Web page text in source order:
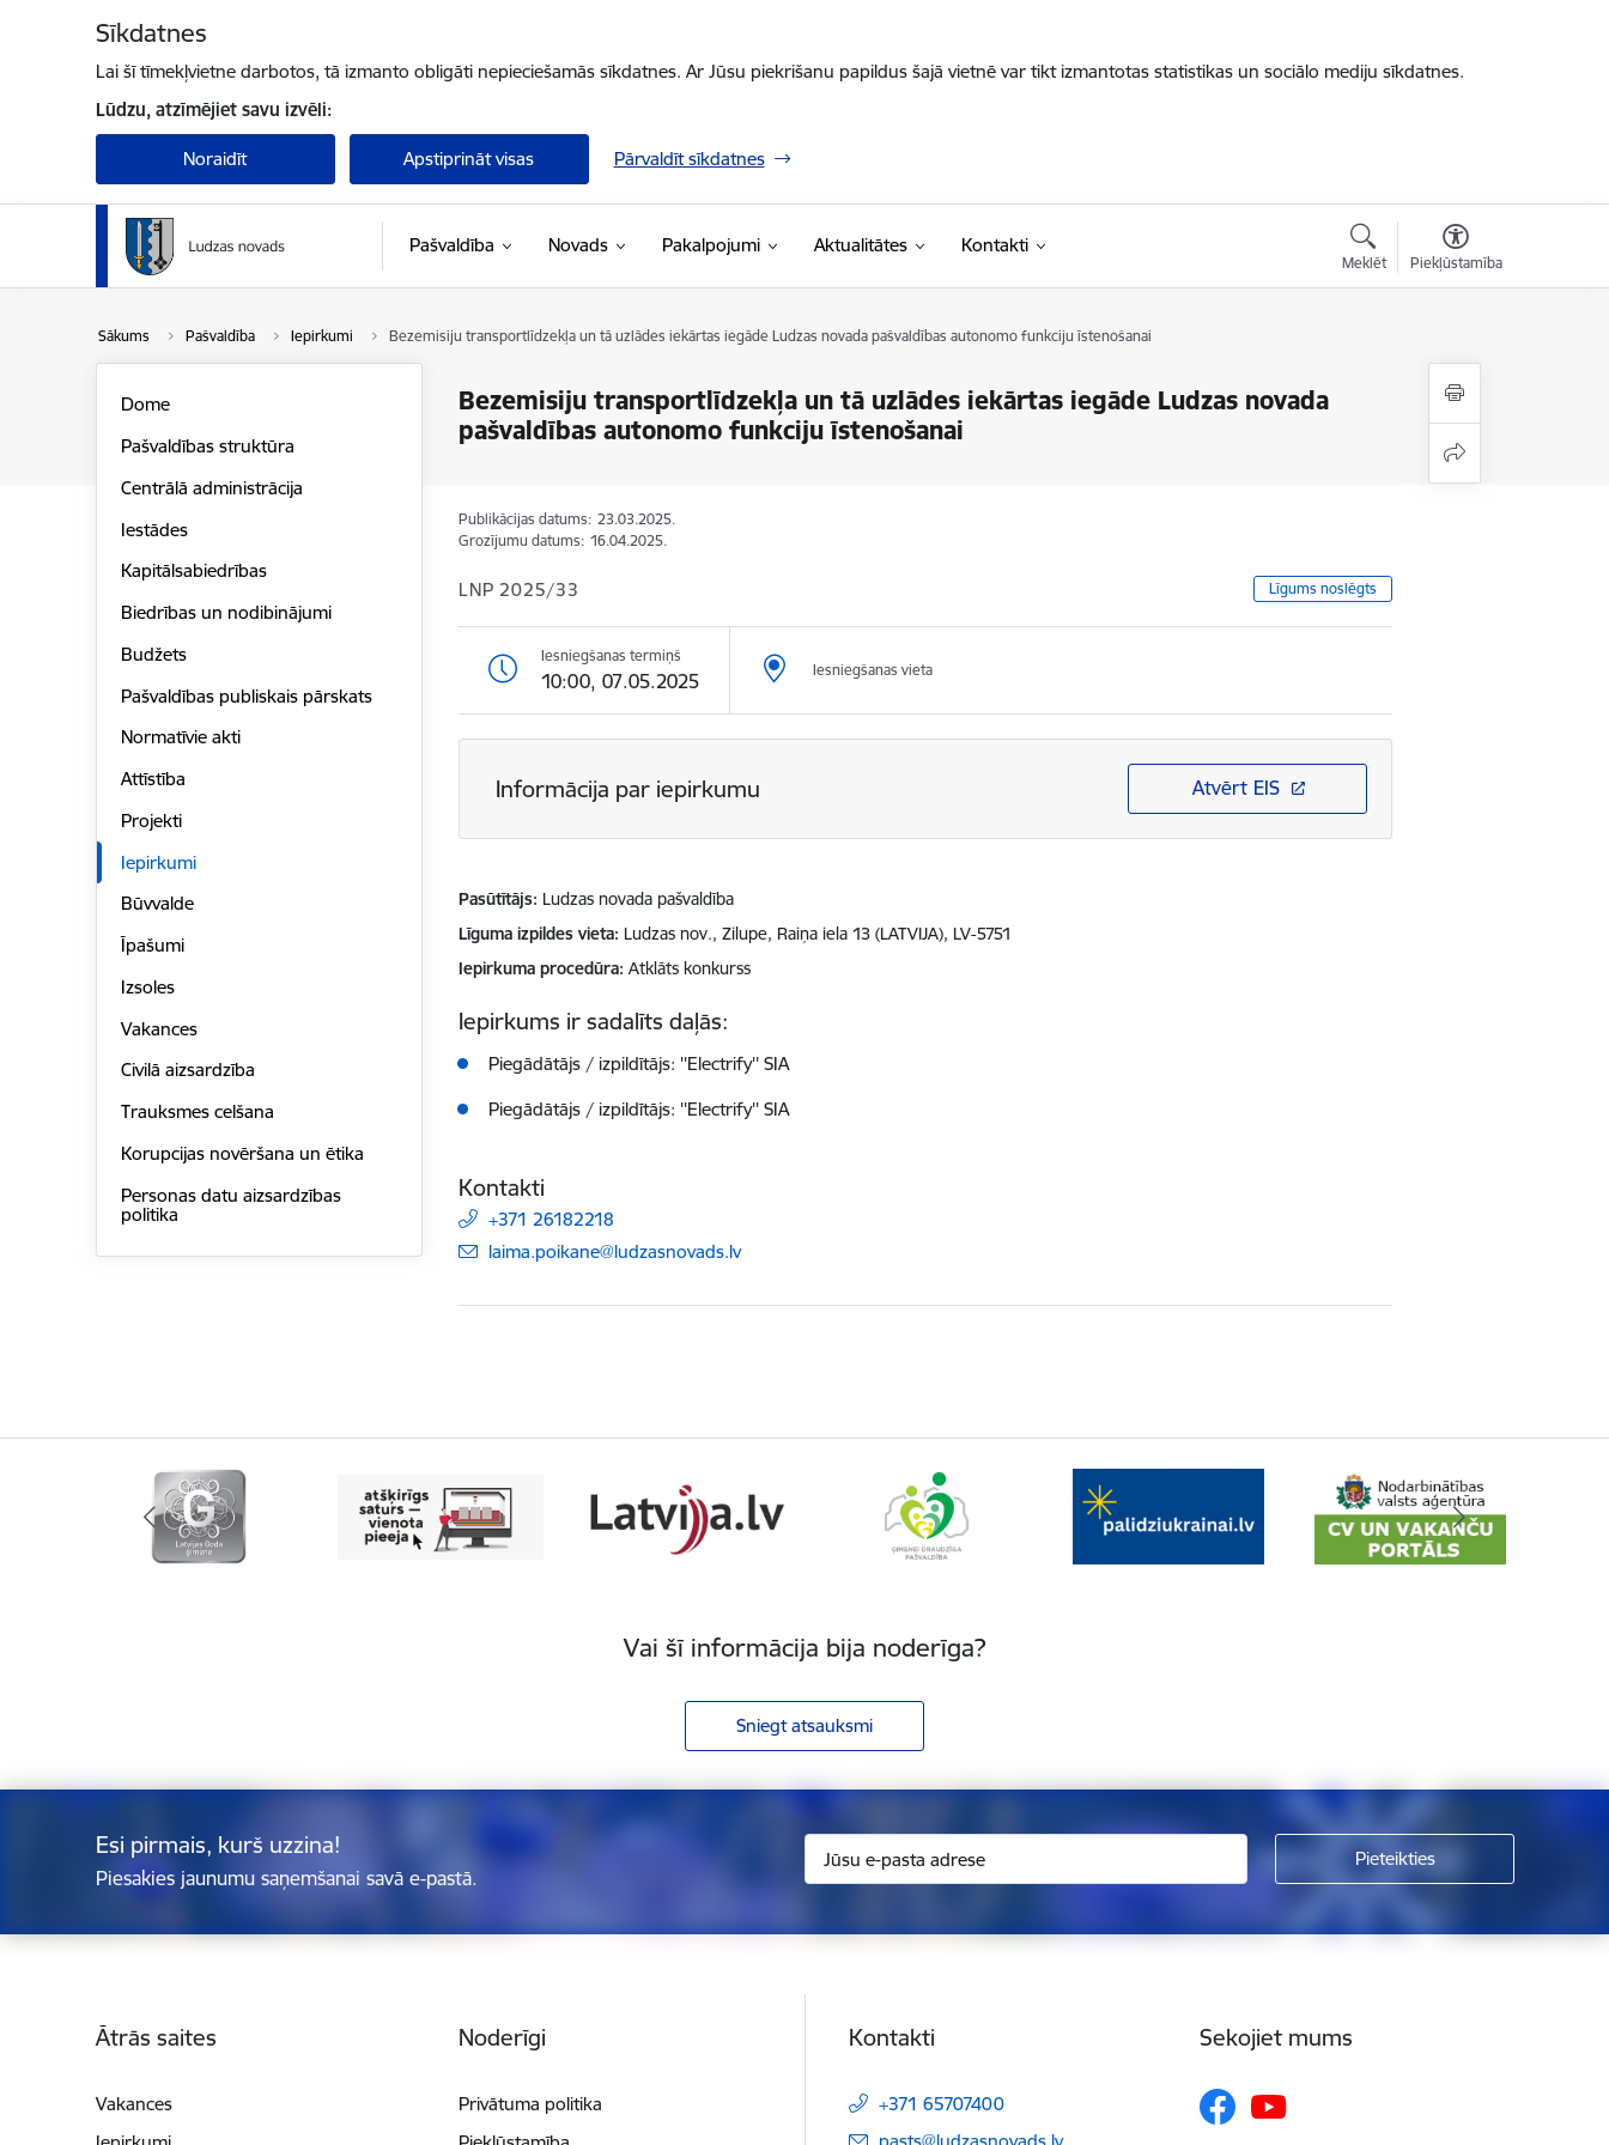
Sīkdatnes
Lai šī tīmekļvietne darbotos, tā izmanto obligāti nepieciešamās sīkdatnes. Ar Jūsu piekrišanu papildus šajā vietnē var tikt izmantotas statistikas un sociālo mediju sīkdatnes.
Lūdzu, atzīmējiet savu izvēli:
Noraidīt Apstiprināt visas Pārvaldīt sīkdatnes
Pašvaldība Novads Pakalpojumi Aktualitātes Kontakti
Meklēt Piekļūstamība
Sākums Pašvaldība Iepirkumi Bezemisiju transportlīdzekļa un tā uzlādes iekārtas iegāde Ludzas novada pašvaldības autonomo funkciju īstenošanai
Bezemisiju transportlīdzekļa un tā uzlādes iekārtas iegāde Ludzas novada
pašvaldības autonomo funkciju īstenošanai
Dome
Pašvaldības struktūra
Centrālā administrācija
Iestādes
Kapitālsabiedrības
Biedrības un nodibinājumi
Budžets
Pašvaldības publiskais pārskats
Normatīvie akti
Attīstība
Projekti
Iepirkumi
Būvvalde
Īpašumi
Izsoles
Vakances
Civilā aizsardzība
Trauksmes celšana
Korupcijas novēršana un ētika
Personas datu aizsardzības
politika
Publikācijas datums: 23.03.2025.
Grozījumu datums: 16.04.2025.
LNP 2025/33 Līgums noslēgts
Iesniegšanas termiņš
10:00, 07.05.2025 Iesniegšanas vieta
Informācija par iepirkumu Atvērt EIS
Pasūtītājs Ludzas novada pašvaldība
Līguma izpildes vieta Ludzas nov., Zilupe, Raiņa iela 13 (LATVIJA), LV-5751
Iepirkuma procedūra Atklāts konkurss
Iepirkums ir sadalīts daļās:
Piegādātājs / izpildītājs: ''Electrify'' SIA
Piegādātājs / izpildītājs: ''Electrify'' SIA
Kontakti
+371 26182218
E-pasts:
laima.poikane@ludzasnovads.lv
Vai šī informācija bija noderīga?
Sniegt atsauksmi
Esi pirmais, kurš uzzina!
Piesakies jaunumu saņemšanai savā e-pastā.
Ātrās saites
Vakances
Noderīgi
Privātuma politika
Kontakti
+371 65707400
E-pasts:
Sekojiet mums